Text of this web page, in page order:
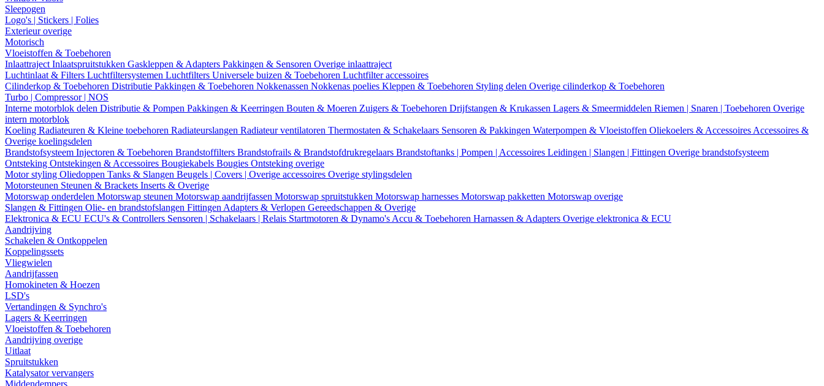
Sleepogen
Logo's | Stickers | Folies
Exterieur overige
Motorisch
Vloeistoffen & Toebehoren
Inlaattraject Inlaatspruitstukken Gaskleppen & Adapters Pakkingen & Sensoren Overige inlaattraject
Luchtinlaat & Filters Luchtfiltersystemen Luchtfilters Universele buizen & Toebehoren Luchtfilter accessoires
Cilinderkop & Toebehoren Distributie Pakkingen & Toebehoren Nokkenassen Nokkenas poelies Kleppen & Toebehoren Styling delen Overige cilinderkop & Toebehoren
Turbo | Compressor | NOS
Interne motorblok delen Distributie & Pompen Pakkingen & Keerringen Bouten & Moeren Zuigers & Toebehoren Drijfstangen & Krukassen Lagers & Smeermiddelen Riemen | Snaren | Toebehoren Overige
intern motorblok
Koeling Radiateuren & Kleine toebehoren Radiateurslangen Radiateur ventilatoren Thermostaten & Schakelaars Sensoren & Pakkingen Waterpompen & Vloeistoffen Oliekoelers & Accessoires Accessoires &
Overige koelingsdelen
Brandstofsysteem Injectoren & Toebehoren Brandstoffilters Brandstofrails & Brandstofdrukregelaars Brandstoftanks | Pompen | Accessoires Leidingen | Slangen | Fittingen Overige brandstofsysteem
Ontsteking Ontstekingen & Accessoires Bougiekabels Bougies Ontsteking overige
Motor styling Oliedoppen Tanks & Slangen Beugels | Covers | Overige accessoires Overige stylingsdelen
Motorsteunen Steunen & Brackets Inserts & Overige
Motorswap onderdelen Motorswap steunen Motorswap aandrijfassen Motorswap spruitstukken Motorswap harnesses Motorswap pakketten Motorswap overige
Slangen & Fittingen Olie- en brandstofslangen Fittingen Adapters & Verlopen Gereedschappen & Overige
Elektronica & ECU ECU's & Controllers Sensoren | Schakelaars | Relais Startmotoren & Dynamo's Accu & Toebehoren Harnassen & Adapters Overige elektronica & ECU
Aandrijving
Schakelen & Ontkoppelen
Koppelingssets
Vliegwielen
Aandrijfassen
Homokineten & Hoezen
LSD's
Vertandingen & Synchro's
Lagers & Keerringen
Vloeistoffen & Toebehoren
Aandrijving overige
Uitlaat
Spruitstukken
Katalysator vervangers
Middendempers